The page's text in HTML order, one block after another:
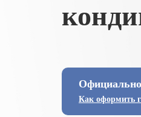
Как оформить